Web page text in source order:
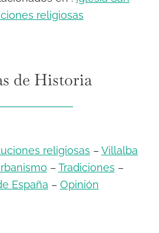
religiosas
de Historia
religiosas – Villalba
– Tradiciones –
España – Opinión